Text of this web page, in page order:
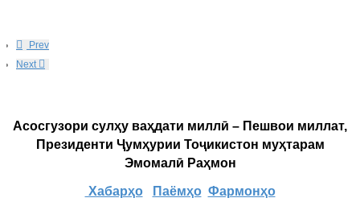
Prev
Next
Асосгузори сулҳу ваҳдати миллӣ – Пешвои миллат,
Президенти Ҷумҳурии Тоҷикистон муҳтарам
Эмомалӣ Раҳмон
Хабарҳо Паёмҳо Фармонҳо